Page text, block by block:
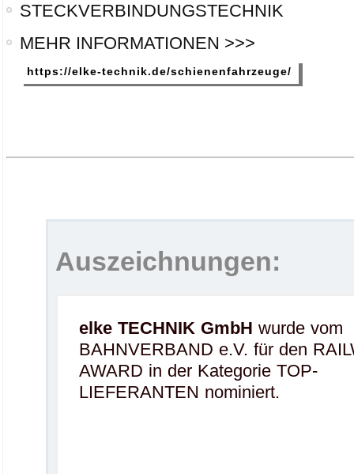
STECKVERBINDUNGSTECHNIK
MEHR INFORMATIONEN >>>
https://elke-technik.de/schienenfahrzeuge/
Auszeichnungen:
elke TECHNIK GmbH wurde vom
BAHNVERBAND e.V. für den
AWARD in der Kategorie TOP-
LIEFERANTEN nominiert.